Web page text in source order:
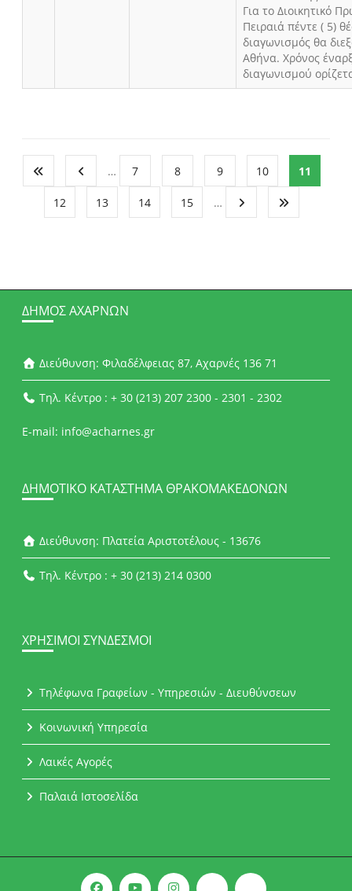
Για το Διοικητικό
Πειραιά πέντε ( 5)
διαγωνισμός θα
Αθήνα. Χρόνος
διαγωνισμού
… 7 8 9 10 11
12 13 14 15 …
ΔΉΜΟΣ ΑΧΑΡΝΏΝ
Διεύθυνση: Φιλαδέλφειας 87, Αχαρνές 136 71
Τηλ. Κέντρο : + 30 (213) 207 2300 - 2301 - 2302
E-mail: info@acharnes.gr
ΔΗΜΟΤΙΚΌ ΚΑΤΆΣΤΗΜΑ ΘΡΑΚΟΜΑΚΕΔΌΝΩΝ
Διεύθυνση: Πλατεία Αριστοτέλους - 13676
Τηλ. Κέντρο : + 30 (213) 214 0300
ΧΡΉΣΙΜΟΙ ΣΎΝΔΕΣΜΟΙ
Τηλέφωνα Γραφείων - Υπηρεσιών - Διευθύνσεων
Κοινωνική Υπηρεσία
Λαικές Αγορές
Παλαιά Ιστοσελίδα